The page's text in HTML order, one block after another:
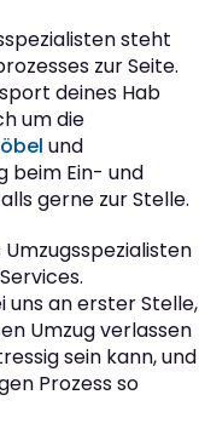
steht
zur Seite.
deines Hab
um die
und
beim Ein- und
gerne zur Stelle.
uns an erster Stelle,
Umzug verlassen
sein kann, und
Prozess so